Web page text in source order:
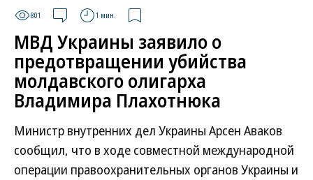
801 1 мин.
МВД Украины заявило о
предотвращении убийства
молдавского олигарха
Владимира Плахотнюка
Министр внутренних дел Украины Арсен Аваков
сообщил, что в ходе совместной международной
операции правоохранительных органов Украины и